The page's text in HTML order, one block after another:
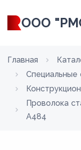
ООО
Главная
Специальные
Проволока
A484